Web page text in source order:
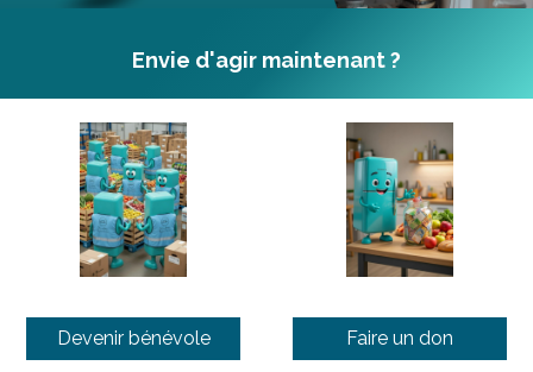
Envie d'agir maintenant ?
Devenir bénévole Faire un don